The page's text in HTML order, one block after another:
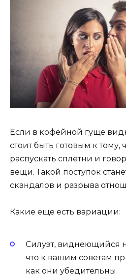
Если в кофейной гуще
стоит быть готовым к тому,
распускать сплетни и
вещи. Такой поступок
скандалов и разрыва
Какие еще есть вариации:
Силуэт, виднеющийся
что к вашим советам
как они убедительны.